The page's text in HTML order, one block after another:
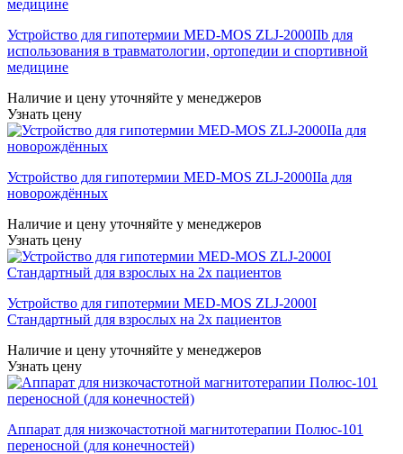
Устройство для гипотермии MED-MOS ZLJ-2000IIb для
использования в травматологии, ортопедии и спортивной
медицине
Наличие и цену уточняйте у менеджеров
Узнать цену
Устройство для гипотермии MED-MOS ZLJ-2000IIa для
новорождённых
Наличие и цену уточняйте у менеджеров
Узнать цену
Устройство для гипотермии MED-MOS ZLJ-2000I
Стандартный для взрослых на 2х пациентов
Наличие и цену уточняйте у менеджеров
Узнать цену
Аппарат для низкочастотной магнитотерапии Полюс-101
переносной (для конечностей)